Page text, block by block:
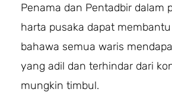
Penama dan Pentadbir dalam
harta pusaka dapat
bahawa semua waris
yang adil dan terhindar dari
mungkin timbul.